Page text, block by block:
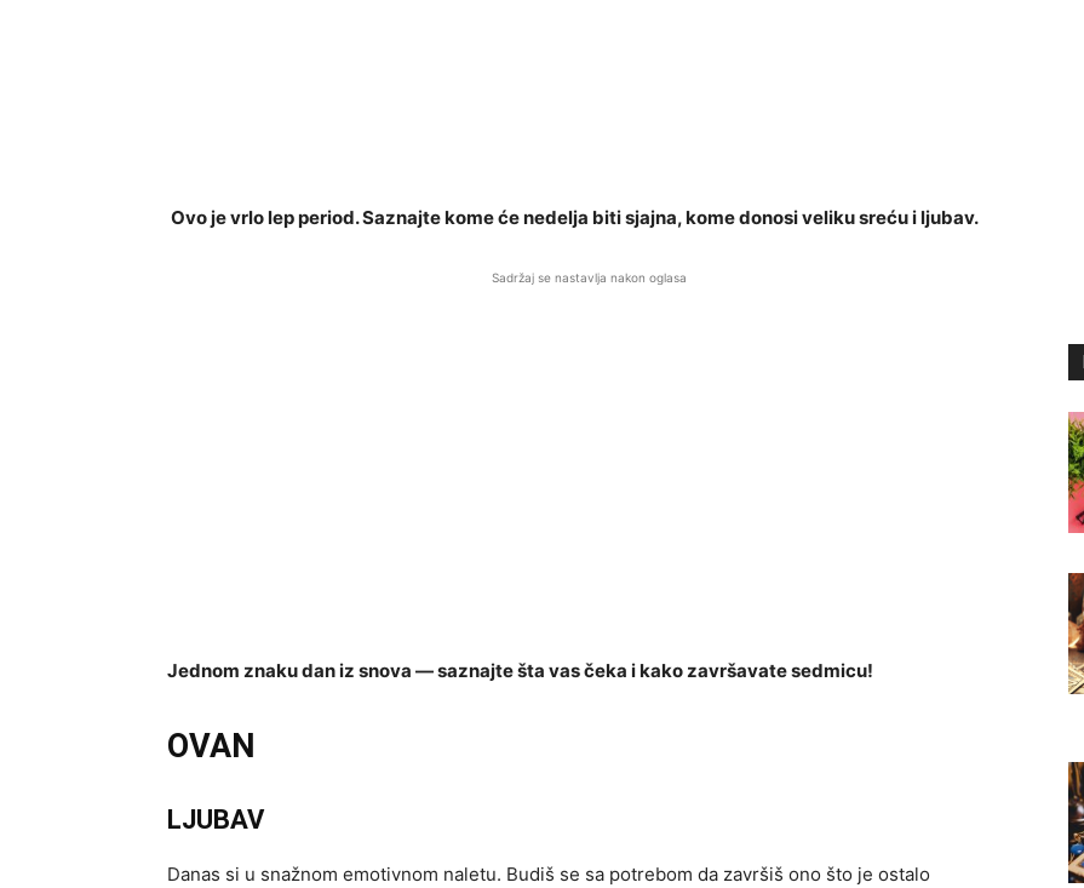
Ovo je vrlo lep period. Saznajte kome će nedelja biti sjajna, kome donosi veliku sreću i ljubav.
Sadržaj se nastavlja nakon oglasa
Jednom znaku dan iz snova — saznajte šta vas čeka i kako završavate sedmicu!
OVAN
LJUBAV
Danas si u snažnom emotivnom naletu. Budiš se sa potrebom da završiš ono što je ostalo